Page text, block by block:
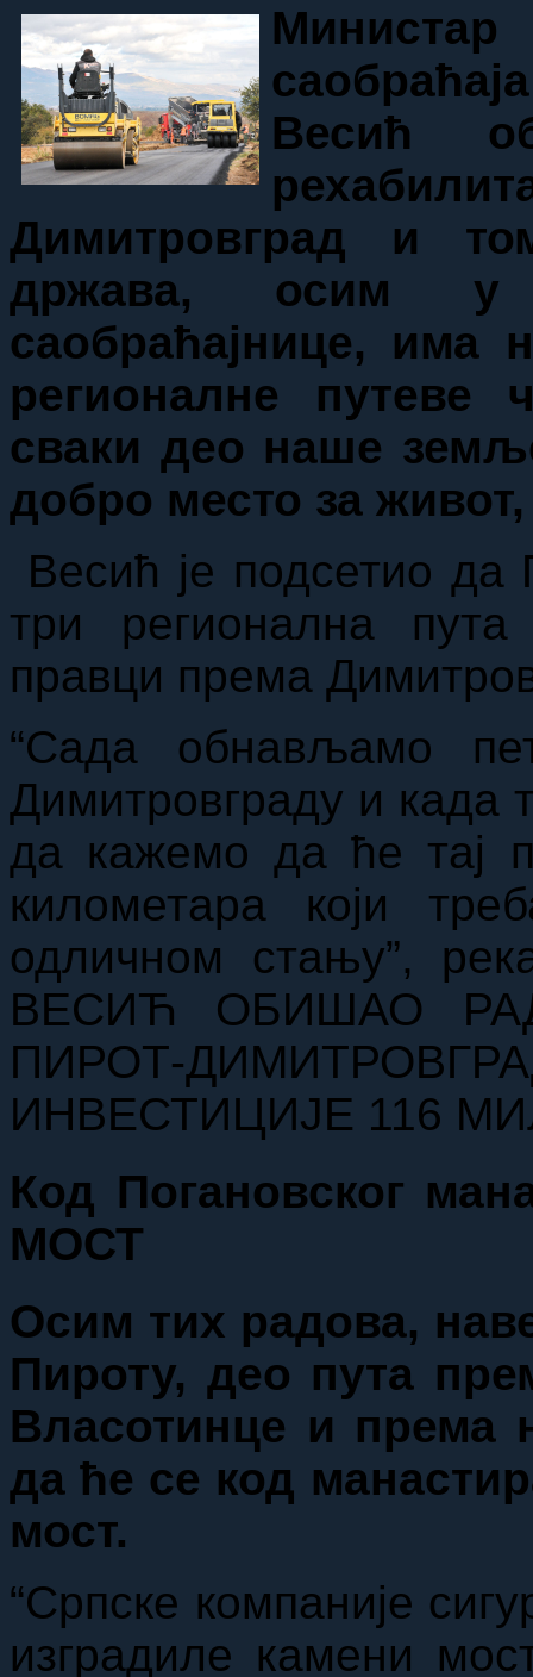
Весић
Димитровград и
држава, осим у
саобраћајнице, има
регионалне
сваки део наше
добро место за
Весић је подсетио
три регионална пута
правци према
“Сада обнављамо
Димитровграду и
да кажемо да ће тај
километара који
одличном стању”,
ВЕСИЋ ОБИШАО
ПИРОТ-
ИНВЕСТИЦИЈЕ 116
Код Погановског
МОСТ
Осим тих радова,
Пироту, део пута
Власотинце и према
да ће се код
мост.
“Српске компаније
изградиле камени